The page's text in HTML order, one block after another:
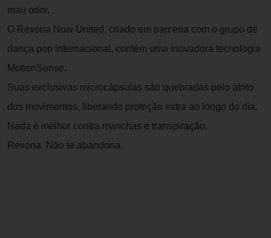
mau odor.
O Rexona Now United, criado em parceria com o grupo de
dança pop internacional, contém uma inovadora tecnologia
MotionSense.
Suas exclusivas microcápsulas são quebradas pelo atrito
dos movimentos, liberando proteção extra ao longo do dia.
Nada é melhor contra manchas e transpiração.
Rexona. Não te abandona.